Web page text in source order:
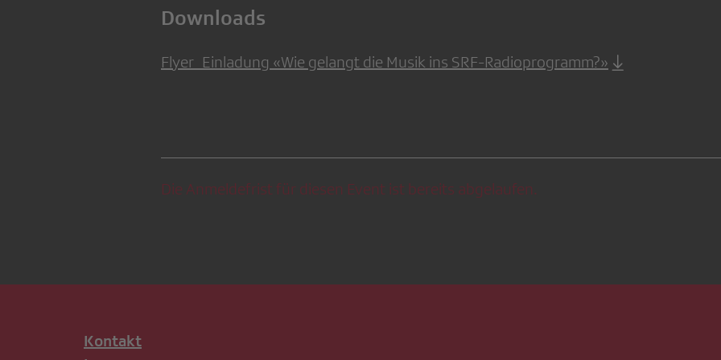
Downloads
Flyer_Einladung «Wie gelangt die Musik ins SRF-Radioprogramm?»
Die Anmeldefrist für diesen Event ist bereits abgelaufen.
Kontakt